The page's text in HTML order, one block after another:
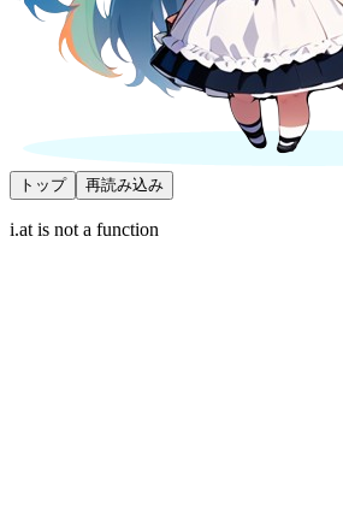
トップ 再読み込み
i.at is not a function